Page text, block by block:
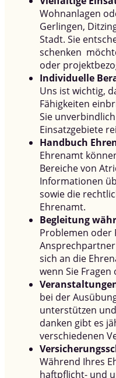
Wohnanlagen
Gerlingen,
Stadt. Sie
schenken
oder
Individuelle
Uns ist wichtig,
Fähigkeiten
Sie
Einsatzgebiete
Handbuch
Ehrenamt
Bereiche von
Informationen
sowie die
Ehrenamt.
Begleitung
Problemen oder
sich an die
wenn Sie
bei der
unterstützen
danken gibt es
verschiedenen
Während Ihres
haftpflicht- und